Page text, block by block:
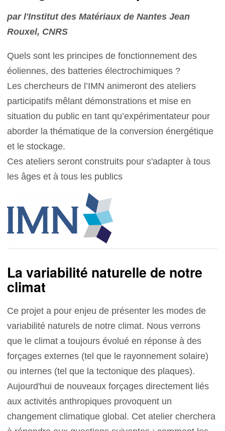
par l'Institut des Matériaux de Nantes Jean
Rouxel, CNRS
Quels sont les principes de fonctionnement des
éoliennes, des batteries électrochimiques ?
Les chercheurs de l’IMN animeront des ateliers
participatifs mêlant démonstrations et mise en
situation du public en tant qu’expérimentateur pour
aborder la thématique de la conversion énergétique
et le stockage.
Ces ateliers seront construits pour s'adapter à tous
les âges et à tous les publics
La variabilité naturelle de notre
climat
Ce projet a pour enjeu de présenter les modes de
variabilité naturels de notre climat. Nous verrons
que le climat a toujours évolué en réponse à des
forçages externes (tel que le rayonnement solaire)
ou internes (tel que la tectonique des plaques).
Aujourd'hui de nouveaux forçages directement liés
aux activités anthropiques provoquent un
changement climatique global. Cet atelier cherchera